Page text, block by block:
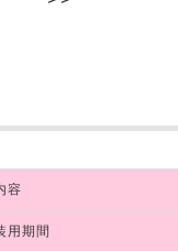
容
用期間